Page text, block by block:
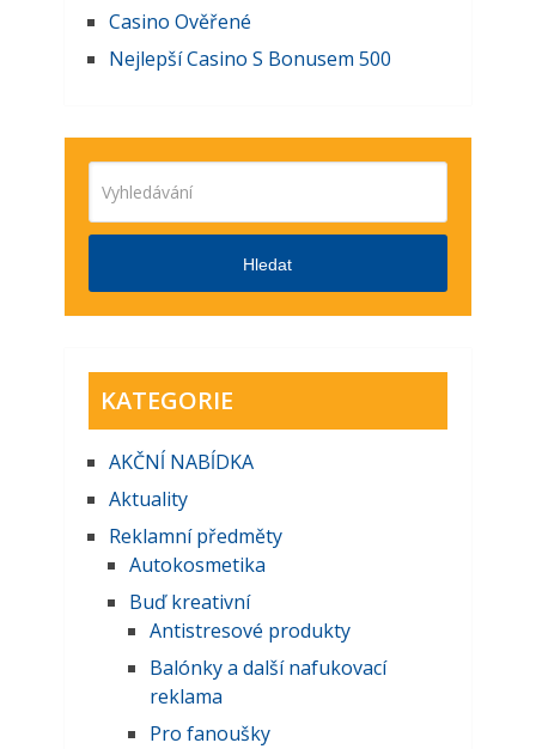
Casino Ověřené
Nejlepší Casino S Bonusem 500
Hledat
KATEGORIE
AKČNĺ NABĺDKA
Aktuality
Reklamní předměty
Autokosmetika
Buď kreativní
Antistresové produkty
Balónky a další nafukovací
reklama
Pro fanoušky